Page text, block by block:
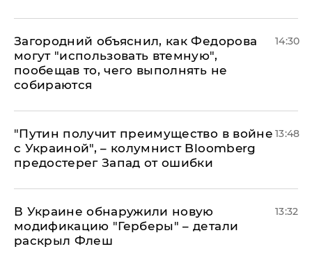
Загородний объяснил, как Федорова
могут "использовать втемную",
пообещав то, чего выполнять не
собираются
14:30
"Путин получит преимущество в войне
с Украиной", – колумнист Bloomberg
предостерег Запад от ошибки
13:48
В Украине обнаружили новую
модификацию "Герберы" – детали
раскрыл Флеш
13:32